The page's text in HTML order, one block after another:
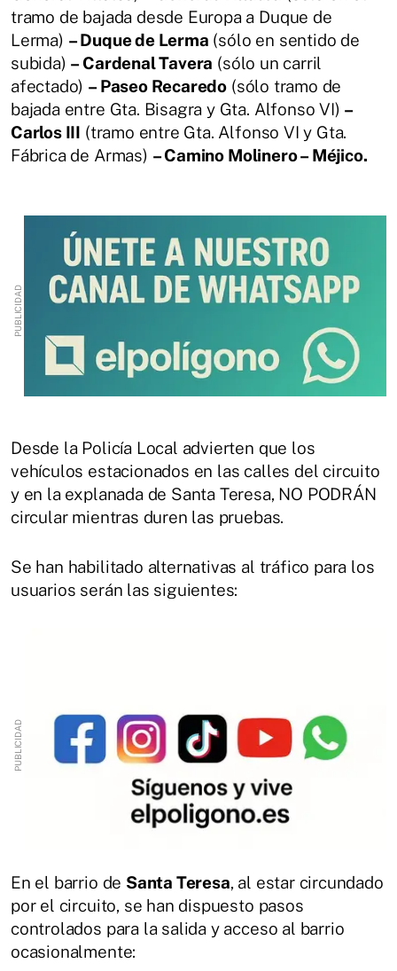
tramo de bajada desde Europa a Duque de
Lerma) – Duque de Lerma (sólo en sentido de
subida) – Cardenal Tavera (sólo un carril
afectado) – Paseo Recaredo (sólo tramo de
bajada entre Gta. Bisagra y Gta. Alfonso VI) –
Carlos III (tramo entre Gta. Alfonso VI y Gta.
Fábrica de Armas) – Camino Molinero – Méjico.
Desde la Policía Local advierten que los
vehículos estacionados en las calles del circuito
y en la explanada de Santa Teresa, NO PODRÁN
circular mientras duren las pruebas.
Se han habilitado alternativas al tráfico para los
usuarios serán las siguientes:
En el barrio de Santa Teresa, al estar circundado
por el circuito, se han dispuesto pasos
controlados para la salida y acceso al barrio
ocasionalmente: